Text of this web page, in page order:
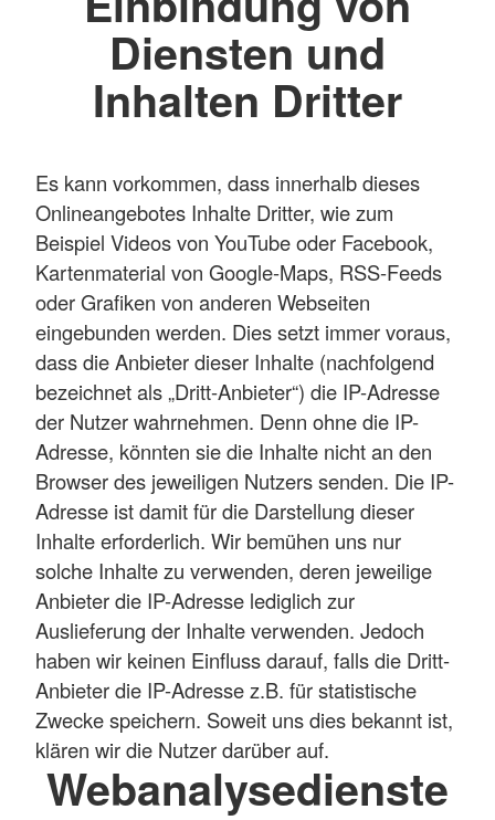
Diensten und
Inhalten Dritter
Es kann vorkommen, dass innerhalb dieses
Onlineangebotes Inhalte Dritter, wie zum
Beispiel Videos von YouTube oder Facebook,
Kartenmaterial von Google-Maps, RSS-Feeds
oder Grafiken von anderen Webseiten
eingebunden werden. Dies setzt immer voraus,
dass die Anbieter dieser Inhalte (nachfolgend
bezeichnet als „Dritt-Anbieter“) die IP-Adresse
der Nutzer wahrnehmen. Denn ohne die IP-
Adresse, könnten sie die Inhalte nicht an den
Browser des jeweiligen Nutzers senden. Die IP-
Adresse ist damit für die Darstellung dieser
Inhalte erforderlich. Wir bemühen uns nur
solche Inhalte zu verwenden, deren jeweilige
Anbieter die IP-Adresse lediglich zur
Auslieferung der Inhalte verwenden. Jedoch
haben wir keinen Einfluss darauf, falls die Dritt-
Anbieter die IP-Adresse z.B. für statistische
Zwecke speichern. Soweit uns dies bekannt ist,
klären wir die Nutzer darüber auf.
Webanalysedienste